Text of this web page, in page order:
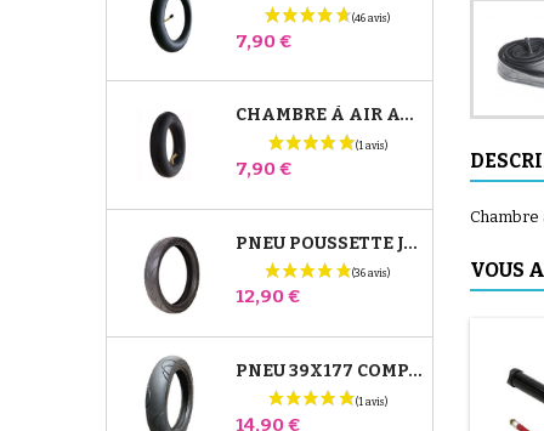
Prix
7,90 €
CHAMBRE À AIR AVANT POUSSETTE BUGABOO DONKEY
Prix
7,90 €
PNEU POUSSETTE JANÉ SLALOM PRO ET POWERTWIN
Prix
12,90 €
PNEU 39X177 COMPATIBLE POUSSETTE BUGABOO DONKEY - POUR ROUE AVANT
Prix
14,90 €
Chambre
VOUS